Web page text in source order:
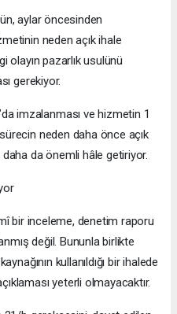
aylar öncesinden
neden açık ihale
olayın pazarlık usulünü
gerekiyor.
imzalanması ve hizmetin 1
neden daha önce açık
da önemli hâle getiriyor.
bir inceleme, denetim raporu
değil. Bununla birlikte
kullanıldığı bir ihalede
yeterli olmayacaktır.